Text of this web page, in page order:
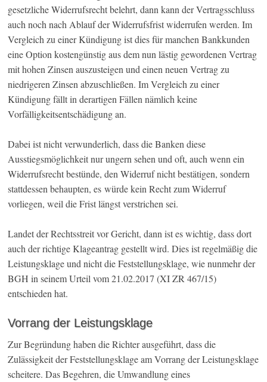
gesetzliche Widerrufsrecht belehrt, dann kann der Vertragsschluss
auch noch nach Ablauf der Widerrufsfrist widerrufen werden. Im
Vergleich zu einer Kündigung ist dies für manchen Bankkunden
eine Option kostengünstig aus dem nun lästig gewordenen Vertrag
mit hohen Zinsen auszusteigen und einen neuen Vertrag zu
niedrigeren Zinsen abzuschließen. Im Vergleich zu einer
Kündigung fällt in derartigen Fällen nämlich keine
Vorfälligkeitsentschädigung an.
Dabei ist nicht verwunderlich, dass die Banken diese
Ausstiegsmöglichkeit nur ungern sehen und oft, auch wenn ein
Widerrufsrecht bestünde, den Widerruf nicht bestätigen, sondern
stattdessen behaupten, es würde kein Recht zum Widerruf
vorliegen, weil die Frist längst verstrichen sei.
Landet der Rechtsstreit vor Gericht, dann ist es wichtig, dass dort
auch der richtige Klageantrag gestellt wird. Dies ist regelmäßig die
Leistungsklage und nicht die Feststellungsklage, wie nunmehr der
BGH in seinem Urteil vom 21.02.2017 (XI ZR 467/15)
entschieden hat.
Vorrang der Leistungsklage
Zur Begründung haben die Richter ausgeführt, dass die
Zulässigkeit der Feststellungsklage am Vorrang der Leistungsklage
scheitere. Das Begehren, die Umwandlung eines